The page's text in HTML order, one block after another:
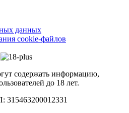
данных
cookie-файлов
содержать информацию,
до 18 лет.